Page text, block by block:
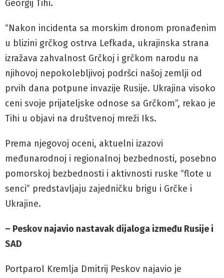
Georgij Tihi.
“Nakon incidenta sa morskim dronom pronađenim
u blizini grčkog ostrva Lefkada, ukrajinska strana
izražava zahvalnost Grčkoj i grčkom narodu na
njihovoj nepokolebljivoj podršci našoj zemlji od
prvih dana potpune invazije Rusije. Ukrajina visoko
ceni svoje prijateljske odnose sa Grčkom”, rekao je
Tihi u objavi na društvenoj mreži Iks.
Prema njegovoj oceni, aktuelni izazovi
međunarodnoj i regionalnoj bezbednosti, posebno
pomorskoj bezbednosti i aktivnosti ruske “flote u
senci” predstavljaju zajedničku brigu i Grčke i
Ukrajine.
– Peskov najavio nastavak dijaloga između Rusije i
SAD
Portparol Kremlja Dmitrij Peskov najavio je